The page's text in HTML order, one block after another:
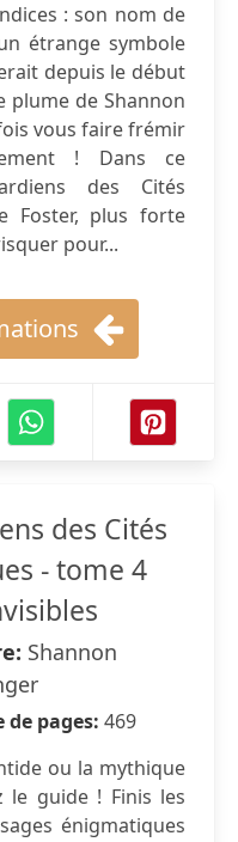
: son nom de
étrange symbole
depuis le début
plume de Shannon
vous faire frémir
! Dans ce
des Cités
Foster, plus forte
pour...
des Cités
- tome 4
Shannon
de pages: 469
ou la mythique
le guide ! Finis les
énigmatiques